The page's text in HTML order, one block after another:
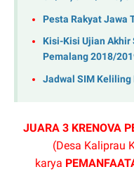
Pesta Rakyat Jawa
Kisi-Kisi Ujian Akhir
Pemalang 2018/
Jadwal SIM
JUARA 3 KRENOVA
(Desa Kaliprau
karya